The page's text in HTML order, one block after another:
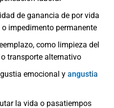
de ganancia de por vida
impedimento permanente
como limpieza del
transporte alternativo
emocional y angustia
la vida o pasatiempos